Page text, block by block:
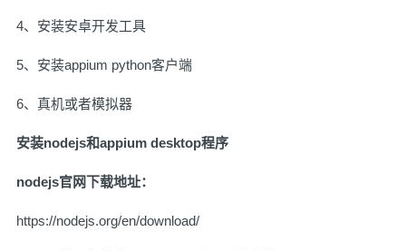
4、安装安卓开发工具
5、安装appium python客户端
6、真机或者模拟器
安装nodejs和appium desktop程序
nodejs官网下载地址：
https://nodejs.org/en/download/